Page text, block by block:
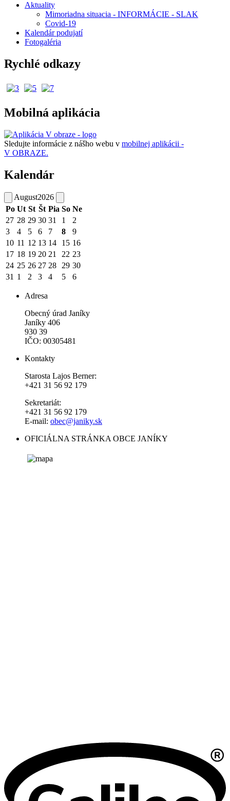
Aktuality
Mimoriadna situacia - INFORMÁCIE - SLAK
Covid-19
Kalendár podujatí
Fotogaléria
Rychlé odkazy
Mobilná aplikácia
Sledujte informácie z nášho webu v mobilnej aplikácii -
V OBRAZE.
Kalendár
August2026
Po Ut St Št Pia So Ne
27 28 29 30 31 1
2
3
4 5 6 7 8
9
10 11 12 13 14 15 16
17 18 19 20 21 22 23
24 25 26 27 28 29 30
31 1 2 3 4 5 6
Adresa
Obecný úrad Janíky
Janíky 406
930 39
IČO: 00305481
Kontakty
Starosta Lajos Berner:
+421 31 56 92 179
Sekretariát:
+421 31 56 92 179
E-mail: obec@janiky.sk
OFICIÁLNA STRÁNKA OBCE JANÍKY